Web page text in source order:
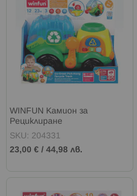
WINFUN Камион за
Рециклиране
SKU: 204331
23,00 € / 44,98 лв.